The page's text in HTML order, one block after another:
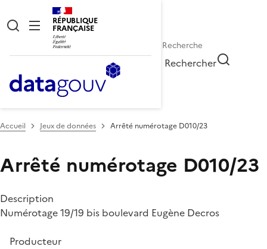
RÉPUBLIQUE
FRANÇAISE
Rechercher
Accueil Jeux de données Arrêté numérotage D010/23
Arrêté numérotage D010/23
Description
Numérotage 19/19 bis boulevard Eugène Decros
Producteur